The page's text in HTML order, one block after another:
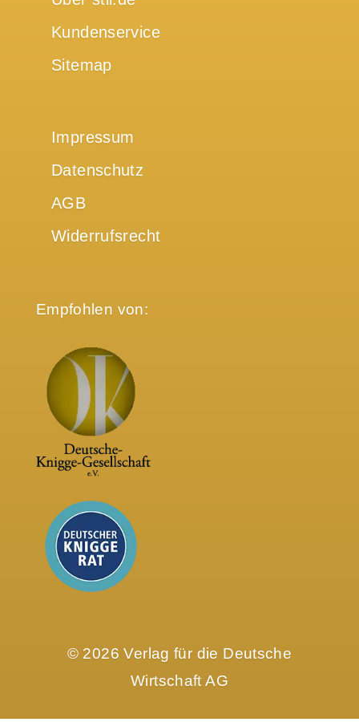
Kundenservice
Sitemap
Impressum
Datenschutz
AGB
Widerrufsrecht
Empfohlen von:
© 2026 Verlag für die Deutsche
Wirtschaft AG